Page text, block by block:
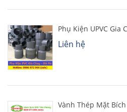
Phụ Kiện UPVC Gia
Liên hệ
Vành Thép Mặt Bích